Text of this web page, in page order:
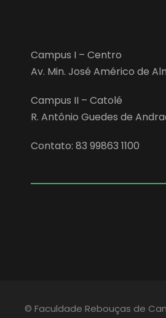
Campus I – Centro
Av. Min. José Américo de
Campus II – Catolé
R. Antônio Guedes de
Contato: 83 99863 1100
© Faculdade Rebouças de